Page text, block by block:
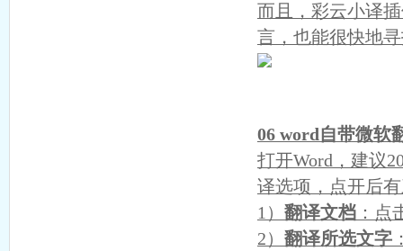
而且，彩云小译
言，也能很快地
06 word自带微软
打开Word，建议
译选项，点开后
1） 翻译文档 ：
2） 翻译所选文字